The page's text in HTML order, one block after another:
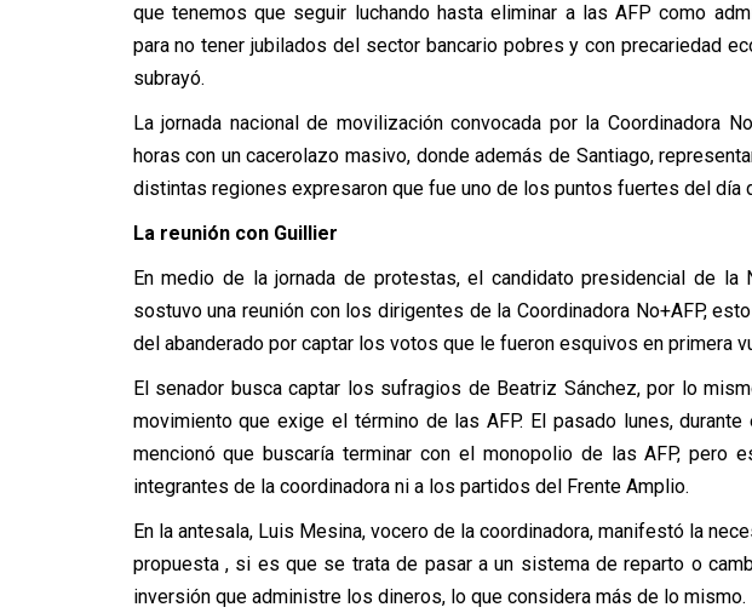
que tenemos que seguir luchando hasta eliminar a las AFP como
para no tener jubilados del sector bancario pobres y con precariedad
subrayó.
La jornada nacional de movilización convocada por la Coordinadora
horas con un cacerolazo masivo, donde además de Santiago,
distintas regiones expresaron que fue uno de los puntos fuertes del día
La reunión con Guillier
En medio de la jornada de protestas, el candidato presidencial de la
sostuvo una reunión con los dirigentes de la Coordinadora No+AFP,
del abanderado por captar los votos que le fueron esquivos en primera
El senador busca captar los sufragios de Beatriz Sánchez, por lo
movimiento que exige el término de las AFP. El pasado lunes,
mencionó que buscaría terminar con el monopolio de las AFP, pero
integrantes de la coordinadora ni a los partidos del Frente Amplio.
En la antesala, Luis Mesina, vocero de la coordinadora, manifestó la
propuesta , si es que se trata de pasar a un sistema de reparto o
inversión que administre los dineros, lo que considera más de lo mismo.